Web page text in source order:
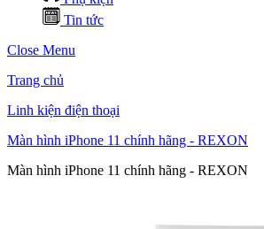
Tin tức
Close Menu
Trang chủ
Linh kiện điện thoại
Màn hình iPhone 11 chính hãng - REXON
Màn hình iPhone 11 chính hãng - REXON